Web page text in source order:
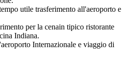
utile trasferimento all'aeroporto e
per la cenain tipico ristorante
Indiana.
Internazionale e viaggio di